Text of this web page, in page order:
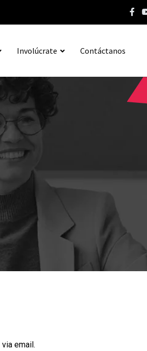
Involúcrate Contáctanos
email.